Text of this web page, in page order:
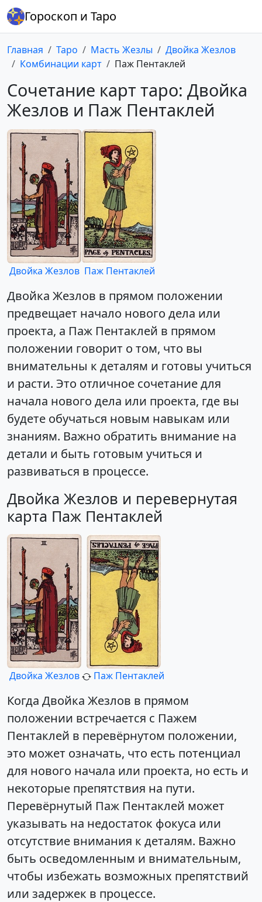
Гороскоп и Таро
Главная Таро Масть Жезлы
Двойка Жезлов
Комбинации карт
Паж Пентаклей
Сочетание карт таро: Двойка
Жезлов и Паж Пентаклей
Двойка Жезлов Паж Пентаклей
Двойка Жезлов в прямом положении
предвещает начало нового дела или
проекта, а Паж Пентаклей в прямом
положении говорит о том, что вы
внимательны к деталям и готовы учиться
и расти. Это отличное сочетание для
начала нового дела или проекта, где вы
будете обучаться новым навыкам или
знаниям. Важно обратить внимание на
детали и быть готовым учиться и
развиваться в процессе.
Двойка Жезлов и перевернутая
карта Паж Пентаклей
Двойка Жезлов Паж Пентаклей
Когда Двойка Жезлов в прямом
положении встречается с Пажем
Пентаклей в перевёрнутом положении,
это может означать, что есть потенциал
для нового начала или проекта, но есть и
некоторые препятствия на пути.
Перевёрнутый Паж Пентаклей может
указывать на недостаток фокуса или
отсутствие внимания к деталям. Важно
быть осведомленным и внимательным,
чтобы избежать возможных препятствий
или задержек в процессе.